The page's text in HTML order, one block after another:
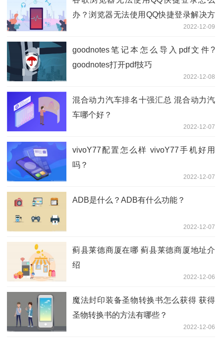
办？浏览器无法使用QQ快捷登录解决方
2022-12-09
goodnotes笔记本怎么导入pdf文件?
goodnotes打开pdf技巧
2022-12-08
混合动力汽车排名十强汇总 混合动力汽
车哪个好？
2022-12-07
vivoY77配置怎么样 vivoY77手机好用
吗？
2022-12-07
ADB是什么？ADB有什么功能？
2022-12-07
蓟县莱德商厦在哪 蓟县莱德商厦地址介
绍
2022-12-06
魔法封印装备圣物转换书怎么获得 获得
圣物转换书的方法有哪些？
2022-12-06